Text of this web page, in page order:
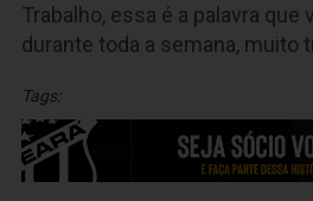
Trabalho, essa é a palavra que
durante toda a semana, muito
Tags: